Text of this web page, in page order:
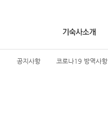
공지사항 코로나19 방역사항